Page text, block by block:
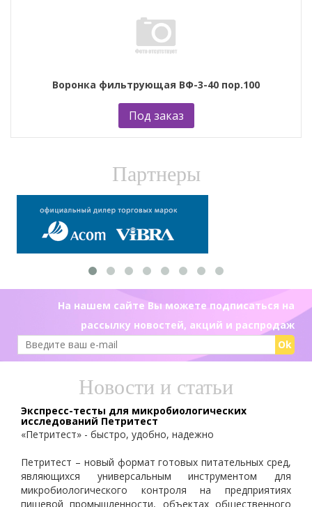
Воронка фильтрующая ВФ-3-40 пор.100
Под заказ
Партнеры
На нашем сайте Вы можете подписаться на
рассылку новостей, акций и распродаж
Ok
Новости и статьи
Экспресс-тесты для микробиологических
исследований Петритест
«Петритест» - быстро, удобно, надежно
Петритест – новый формат готовых питательных сред,
являющихся универсальным инструментом для
микробиологического контроля на предприятиях
пищевой промышленности, объектах общественного